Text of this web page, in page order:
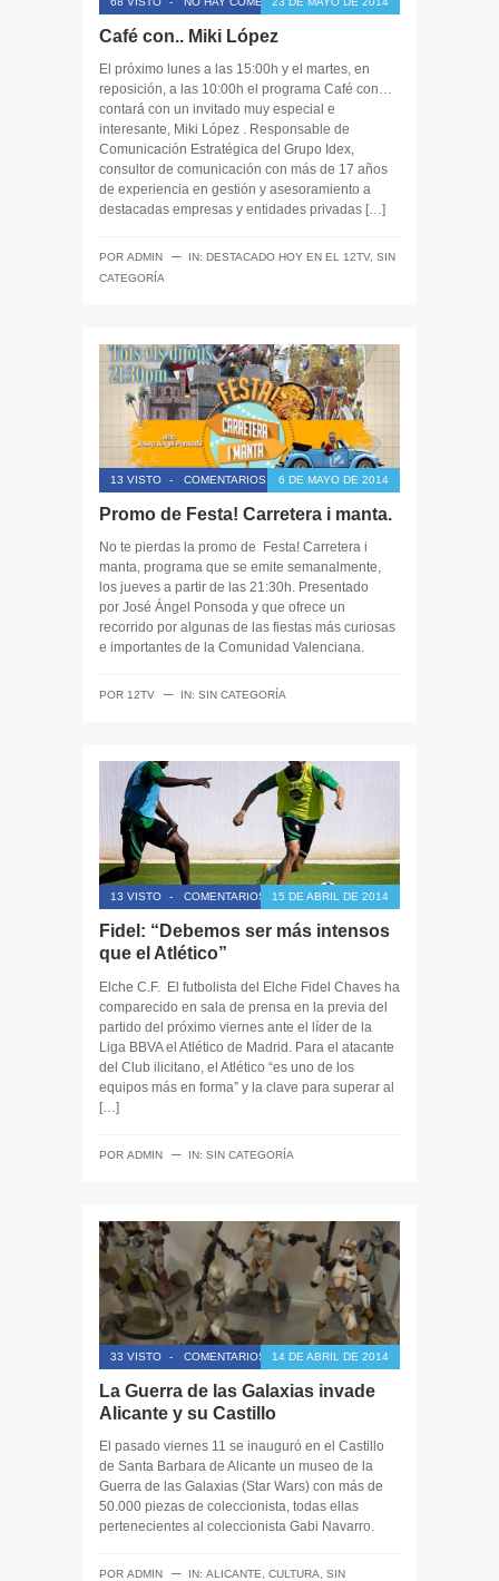
Café con.. Miki López
El próximo lunes a las 15:00h y el martes, en
reposición, a las 10:00h el programa Café con…
contará con un invitado muy especial e
interesante, Miki López . Responsable de
Comunicación Estratégica del Grupo Idex,
consultor de comunicación con más de 17 años
de experiencia en gestión y asesoramiento a
destacadas empresas y entidades privadas […]
POR ADMIN ─ IN: DESTACADO HOY EN EL 12TV, SIN
CATEGORÍA
13 VISTO - COMENTARIOS CERRADOS6 DE MAYO DE 2014
Promo de Festa! Carretera i manta.
No te pierdas la promo de Festa! Carretera i
manta, programa que se emite semanalmente,
los jueves a partir de las 21:30h. Presentado
por José Ángel Ponsoda y que ofrece un
recorrido por algunas de las fiestas más curiosas
e importantes de la Comunidad Valenciana.
POR 12TV ─ IN: SIN CATEGORÍA
13 VISTO - COMENTARIOS CERRADOS15 DE ABRIL DE 2014
Fidel: “Debemos ser más intensos
que el Atlético”
Elche C.F. El futbolista del Elche Fidel Chaves ha
comparecido en sala de prensa en la previa del
partido del próximo viernes ante el líder de la
Liga BBVA el Atlético de Madrid. Para el atacante
del Club ilicitano, el Atlético “es uno de los
equipos más en forma” y la clave para superar al
[…]
POR ADMIN ─ IN: SIN CATEGORÍA
33 VISTO - COMENTARIOS CERRADOS14 DE ABRIL DE 2014
La Guerra de las Galaxias invade
Alicante y su Castillo
El pasado viernes 11 se inauguró en el Castillo
de Santa Barbara de Alicante un museo de la
Guerra de las Galaxias (Star Wars) con más de
50.000 piezas de coleccionista, todas ellas
pertenecientes al coleccionista Gabi Navarro.
POR ADMIN ─ IN: ALICANTE CULTURA SIN